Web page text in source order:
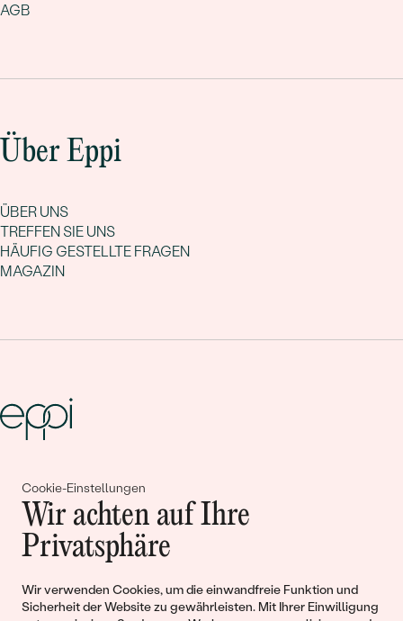
Cookie-Einstellungen
Wir achten auf Ihre
Privatsphäre
Wir verwenden Cookies, um die einwandfreie Funktion und
Sicherheit der Website zu gewährleisten. Mit Ihrer Einwilligung
AGB
Über Eppi
ÜBER UNS
TREFFEN SIE UNS
HÄUFIG GESTELLTE FRAGEN
MAGAZIN
Gemeinsam erschaffen wir
Geschichten von Schönheit und
Liebe
Begleiten Sie uns!